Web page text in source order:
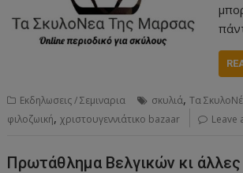
Εκδηλωσεις / Σεμιναρια σκυλιά,Τα
φιλοζωική,χριστουγεννιάτικο bazaar Leave
Πρωτάθλημα Βελγικών κι